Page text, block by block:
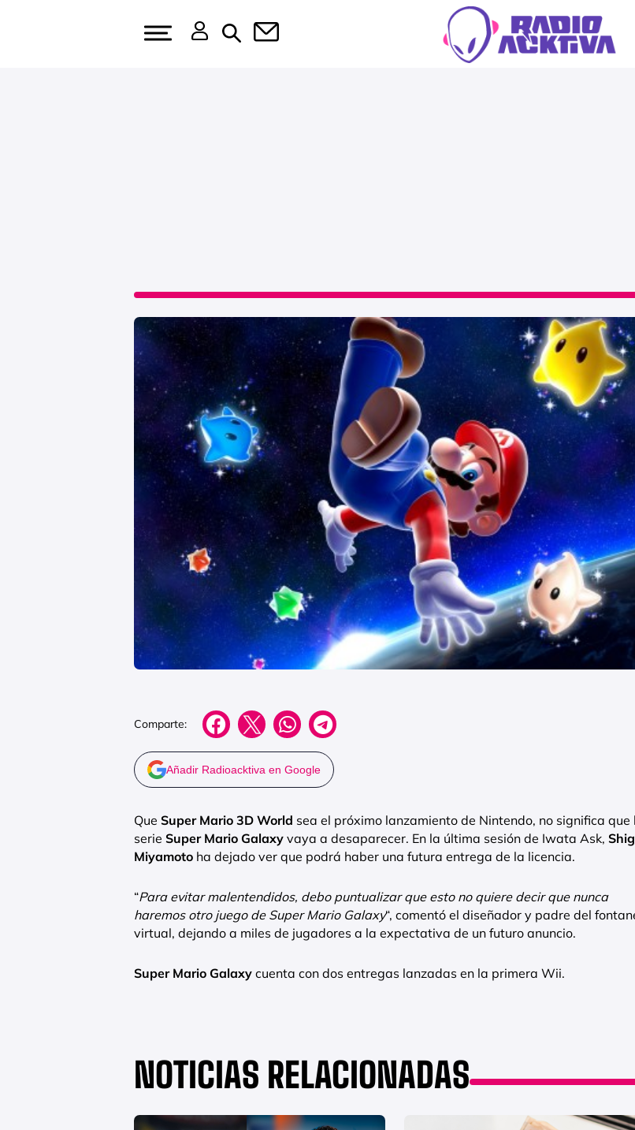
Comparte:
Añadir Radioacktiva en Google
Que Super Mario 3D World sea el próximo lanzamiento de Nintendo, no significa que
serie Super Mario Galaxy vaya a desaparecer. En la última sesión de Iwata Ask,
Miyamoto ha dejado ver que podrá haber una futura entrega de la licencia.
“Para evitar malentendidos, debo puntualizar que esto no quiere decir que nunca
haremos otro juego de Super Mario Galaxy“, comentó el diseñador y padre del
virtual, dejando a miles de jugadores a la expectativa de un futuro anuncio.
Super Mario Galaxy cuenta con dos entregas lanzadas en la primera Wii.
NOTICIAS RELACIONADAS